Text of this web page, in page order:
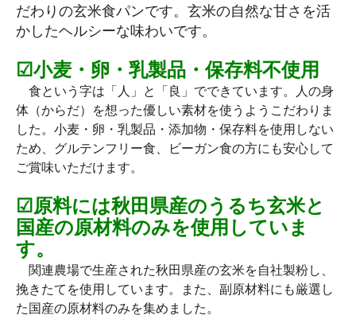
だわりの玄米食パンです。玄米の自然な甘さを活
かしたヘルシーな味わいです。
☑小麦・卵・乳製品・保存料不使用
食という字は「人」と「良」でできています。人の身
体（からだ）を想った優しい素材を使うようこだわりま
した。小麦・卵・乳製品・添加物・保存料を使用しない
ため、グルテンフリー食、ビーガン食の方にも安心して
ご賞味いただけます。
☑原料には秋田県産のうるち玄米と
国産の原材料のみを使用していま
す。
関連農場で生産された秋田県産の玄米を自社製粉し、
挽きたてを使用しています。また、副原材料にも厳選し
た国産の原材料のみを集めました。